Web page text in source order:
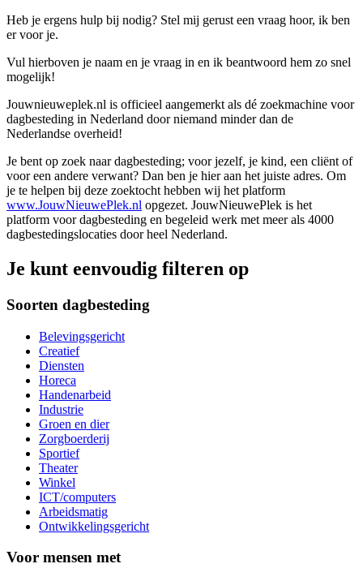
Heb je ergens hulp bij nodig? Stel mij gerust een vraag hoor, ik ben
er voor je.
Vul hierboven je naam en je vraag in en ik beantwoord hem zo snel
mogelijk!
Jouwnieuweplek.nl is officieel aangemerkt als dé zoekmachine voor
dagbesteding in Nederland door niemand minder dan de
Nederlandse overheid!
Je bent op zoek naar dagbesteding; voor jezelf, je kind, een cliënt of
voor een andere verwant? Dan ben je hier aan het juiste adres. Om
je te helpen bij deze zoektocht hebben wij het platform
www.JouwNieuwePlek.nl opgezet. JouwNieuwePlek is het
platform voor dagbesteding en begeleid werk met meer als 4000
dagbestedingslocaties door heel Nederland.
Je kunt eenvoudig filteren op
Soorten dagbesteding
Belevingsgericht
Creatief
Diensten
Horeca
Handenarbeid
Industrie
Groen en dier
Zorgboerderij
Sportief
Theater
Winkel
ICT/computers
Arbeidsmatig
Ontwikkelingsgericht
Voor mensen met